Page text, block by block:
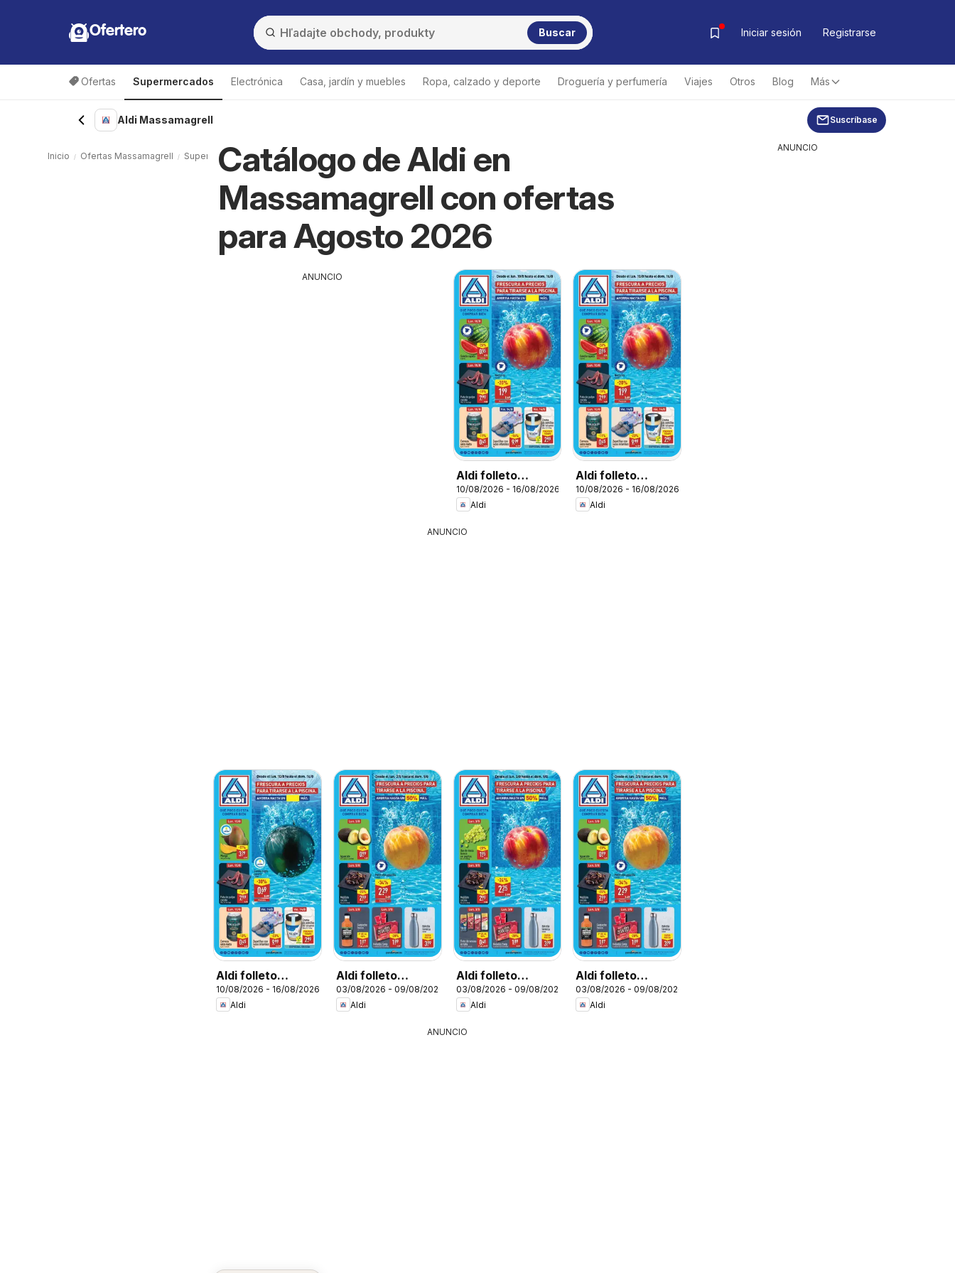
Ofertero Buscar Iniciar sesión Registrarse
Ofertas Supermercados Electrónica Casa, jardín y muebles Ropa, calzado y deporte Droguería y perfumería Viajes Otros Blog Más
Aldi Massamagrell Suscríbase
Catálogo de Aldi en
Massamagrell con ofertas
para Agosto 2026
ANUNCIO
Aldi folleto
Península
10/08/2026 - 16/08/2026
Aldi
Aldi folleto
Baleares
10/08/2026 - 16/08/2026
Aldi
ANUNCIO
Aldi folleto
Canarias
10/08/2026 - 16/08/2026
Aldi
Aldi folleto
Península
03/08/2026 - 09/08/2026
Aldi
Aldi folleto
Canarias
03/08/2026 - 09/08/2026
Aldi
Aldi folleto
Baleares
03/08/2026 - 09/08/2026
Aldi
ANUNCIO
Inicio Ofertas Massamagrell Supermercados Massamagrell Aldi Massamagrell
ANUNCIO